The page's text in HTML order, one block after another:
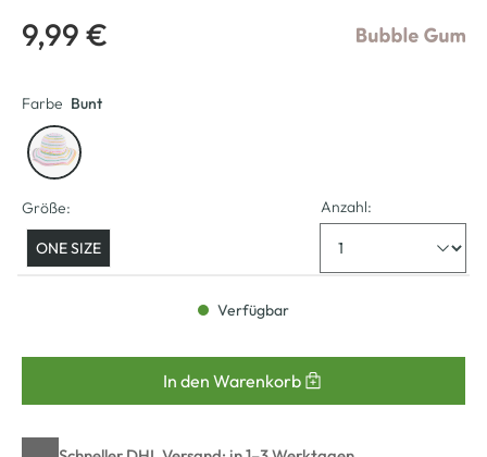
9,99 €
Farbe Bunt
Größe:
ONE SIZE
Anzahl:
Verfügbar
In den Warenkorb